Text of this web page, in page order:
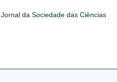
da Sociedade das Ciências